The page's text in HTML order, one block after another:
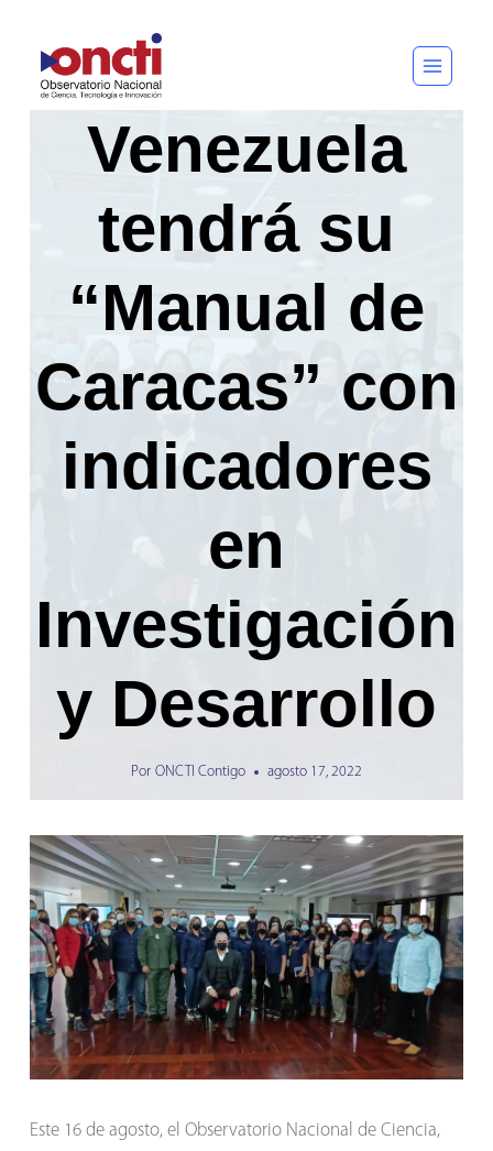
al
contenido
Venezuela
tendrá su
“Manual de
Caracas” con
indicadores
en
Investigación
y Desarrollo
Por ONCTI Contigo agosto 17, 2022
Este 16 de agosto, el Observatorio Nacional de Ciencia,